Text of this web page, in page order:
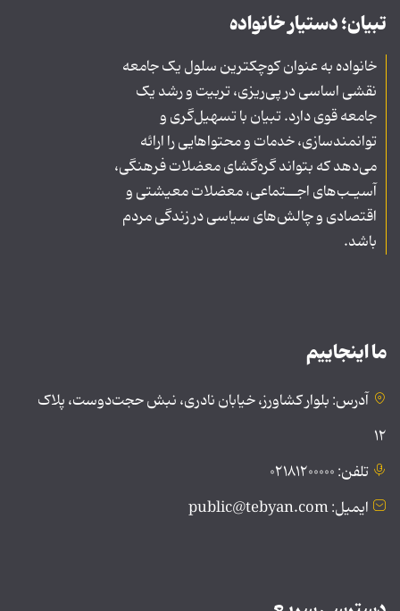
تبیان؛ دستیار خانواده
خانواده به عنوان کوچکترین سلول یک جامعه
نقشی اساسی در پی‌ریزی، تربیت و رشد یک
جامعه قوی دارد. تبیان با تسهیل‌گری و
توانمندسازی، خدمات و محتواهایی را ارائه
می‌دهد که بتواند گره‌گشای معضلات فرهنگی،
آسیـب‌های اجــتماعی، معضلات معیشتی و
اقتصادی و چالش‌های سیاسی در زندگی مردم
باشد.
ما اینجاییم
آدرس: بلوار کشاورز، خیابان نادری، نبش حجت‌دوست، پلاک
۱۲
تلفن: ۰۲۱۸۱۲۰۰۰۰۰
ایمیل: public@tebyan.com